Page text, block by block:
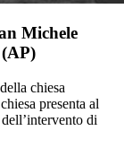
Michele
chiesa
presenta al
di